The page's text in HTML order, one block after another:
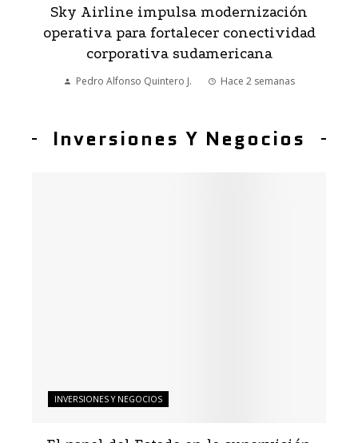
Sky Airline impulsa modernización
operativa para fortalecer conectividad
corporativa sudamericana
Pedro Alfonso Quintero J. Hace 2 semanas
Inversiones Y Negocios
INVERSIONES Y NEGOCIOS